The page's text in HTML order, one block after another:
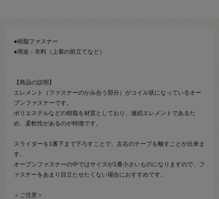
●樹脂ファスナー
●用途：衣料（上着の前立てなど）
【商品の説明】
エレメント（ファスナーのかみ合う部分）がコイル状になっているオー
プンファスナーです。
ポリエステルなどの樹脂を材質としており、連続エレメントであるた
め、柔軟性があるのが特徴です。
スライダーを1番下まで下ろすことで、左右のテープを離すことが出来ま
す。
オープンファスナーの中ではサイズが1番小さいものになりますので、フ
ァスナーをあまり目立たせたくない場合におすすめです。
＜ご注意＞